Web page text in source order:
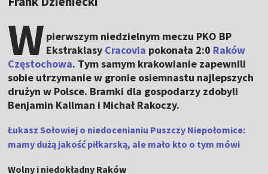
W pierwszym niedzielnym meczu PKO BP
Ekstraklasy Cracovia pokonała 2:0 Raków
Częstochowa. Tym samym krakowianie zapewnili
sobie utrzymanie w gronie osiemnastu najlepszych
drużyn w Polsce. Bramki dla gospodarzy zdobyli
Benjamin Kallman i Michał Rakoczy.
Łukasz Sołowiej o niedocenianiu Puszczy Niepołomice:
mamy dużą jakość piłkarską, ale mało kto o tym mówi
Wolny i niedokładny Raków